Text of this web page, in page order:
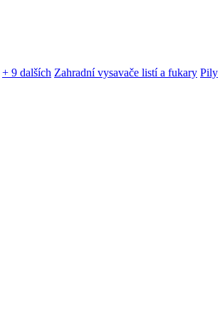
+ 9 dalších Zahradní vysavače listí a fukary Pily